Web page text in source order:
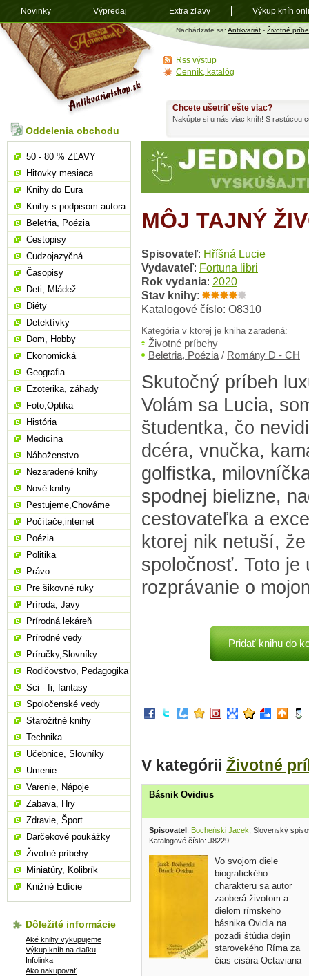
Antikvariát
shop.sk
Nachádzate sa: Antikvariát - Životné
MÔJ TAJNÝ
Spisovateľ: Hříšná Lucie
Vydavateľ: Fortuna libri
Rok vydania: 2020
Stav knihy:
Katalogové číslo: O8310
Kategória v ktorej je kniha zaradená:
Životné príbehy
Beletria, Poézia / Romány D - CH
Skutočný príbeh
Volám sa Lucia,
študentka, čo
dcéra, vnučka,
golfistka,
spodnej bielizne,
cestovateľka a
ktorej nik netuší,
spoločnosť. Toto je
rozprávanie o
Pridať knihu do
V kategórii Životné
Básnik Ovidius
Spisovatel: Bocheński Jacek , Slovenský
Katalogové číslo: J8229
Vo svojom diele
biografického
charakteru sa autor
zaoberá životom a
dielom rímskeho
básnika Ovidia na
pozadí štúdia dejín
starovekého Ríma za
čias cisára Octaviana
Chcete ušetriť ešte viac?
Nakúpte si u nás viac kníh! S rastúcou
Oddelenia obchodu
50 - 80 % ZĽAVY
Hitovky mesiaca
Knihy do Eura
Knihy s podpisom autora
Beletria, Poézia
Cestopisy
Cudzojazyčná
Časopisy
Deti, Mládež
Diéty
Detektívky
Dom, Hobby
Ekonomická
Geografia
Ezoterika, záhady
Foto,Optika
História
Medicína
Náboženstvo
Nezaradené knihy
Nové knihy
Pestujeme,Chováme
Počítače,internet
Poézia
Politika
Právo
Pre šikovné ruky
Príroda, Javy
Prírodná lekáreň
Prírodné vedy
Príručky,Slovníky
Rodičovstvo, Pedagogika
Sci - fi, fantasy
Spoločenské vedy
Starožitné knihy
Technika
Učebnice, Slovníky
Umenie
Varenie, Nápoje
Zabava, Hry
Zdravie, Šport
Darčekové poukážky
Životné príbehy
Miniatúry, Kolibrík
Knižné Edície
Dôležité informácie
Aké knihy vykupujeme
Výkup kníh na diaľku
Infolinka
Ako nakupovať
Rss výstup
Cenník, katalóg
Novinky Výpredaj Extra zľavy Výkup kníh